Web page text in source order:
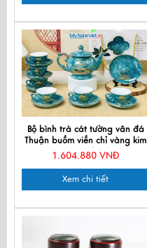
Bộ bình trà cát tường vân đá
Thuận buồm viền chỉ vàng kim
VBT12/5.1
1.604.880 VNĐ
Xem chi tiết